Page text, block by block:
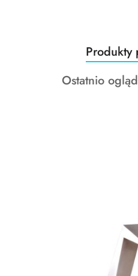
Pomiń karuzelęProdukty
o
statusie:
Produkty
Produkty
Ostatnio